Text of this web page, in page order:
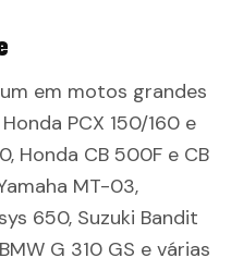
em motos grandes
PCX 150/160 e
Honda CB 500F e CB
MT-03,
650, Suzuki Bandit
G 310 GS e várias